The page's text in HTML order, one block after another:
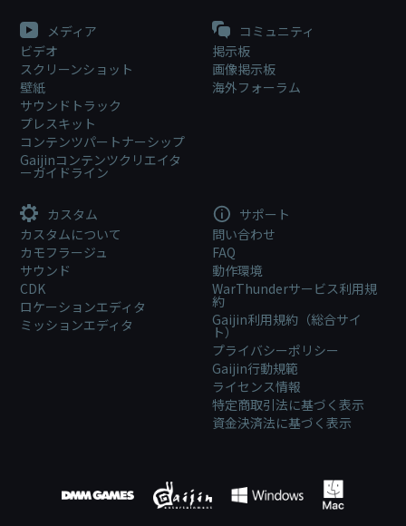
メディア
ビデオ
スクリーンショット
壁紙
サウンドトラック
プレスキット
コンテンツパートナーシップ
Gaijinコンテンツクリエイタ
ーガイドライン
コミュニティ
掲示板
画像掲示板
海外フォーラム
カスタム
カスタムについて
カモフラージュ
サウンド
CDK
ロケーションエディタ
ミッションエディタ
サポート
問い合わせ
FAQ
動作環境
WarThunderサービス利用規
約
Gaijin利用規約（総合サイ
ト）
プライバシーポリシー
Gaijin行動規範
ライセンス情報
特定商取引法に基づく表示
資金決済法に基づく表示